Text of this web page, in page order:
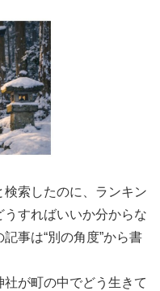
検索したのに、ランキン
すればいいか分からな
事は“別の角度”から書
が町の中でどう生きて